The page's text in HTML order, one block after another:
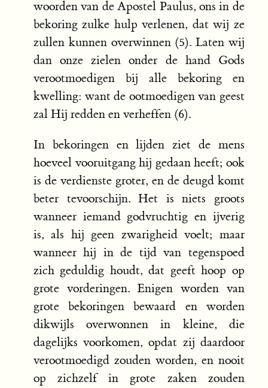
woorden van de Apostel Paulus, ons in de
bekoring zulke hulp verlenen, dat wij ze
zullen kunnen overwinnen (5). Laten wij
dan onze zielen onder de hand Gods
verootmoedigen bij alle bekoring en
kwelling: want de ootmoedigen van geest
zal Hij redden en verheffen (6).
In bekoringen en lijden ziet de mens
hoeveel vooruitgang hij gedaan heeft; ook
is de verdienste groter, en de deugd komt
beter tevoorschijn. Het is niets groots
wanneer iemand godvruchtig en ijverig
is, als hij geen zwarigheid voelt; maar
wanneer hij in de tijd van tegenspoed
zich geduldig houdt, dat geeft hoop op
grote vorderingen. Enigen worden van
grote bekoringen bewaard en worden
dikwijls overwonnen in kleine, die
dagelijks voorkomen, opdat zij daardoor
verootmoedigd zouden worden, en nooit
op zichzelf in grote zaken zouden